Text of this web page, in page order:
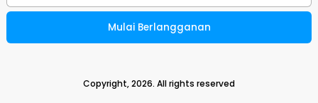
Mulai Berlangganan
Copyright,2026. All rights reserved